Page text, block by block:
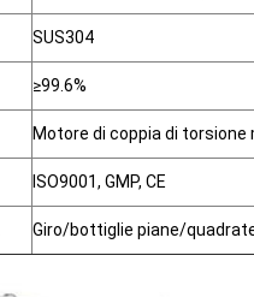
SUS304
≥99.6%
Motore di coppia di torsione
ISO9001, GMP, CE
Giro/bottiglie piane/